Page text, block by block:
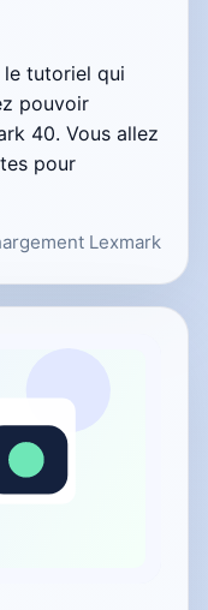
le tutoriel qui
pouvoir
40. Vous allez
pour
Lexmark